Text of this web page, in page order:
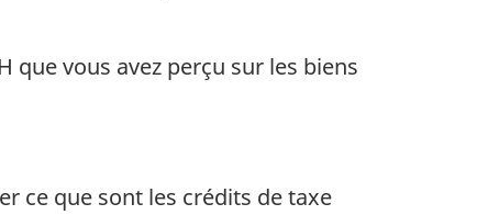
que vous avez perçu sur les biens
ce que sont les crédits de taxe